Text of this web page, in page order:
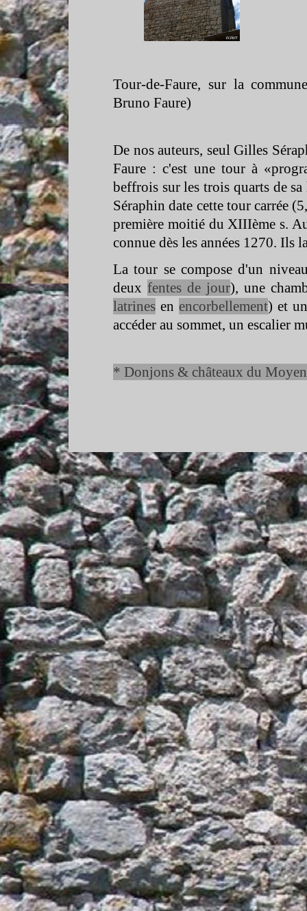
Tour-de-Faure, sur la
Bruno Faure)
De nos auteurs, seul Gilles
Faure : c'est une tour à
beffrois sur les trois quarts de
Séraphin date cette tour carrée
première moitié du XIIIème s.
connue dès les années 1270. Ils
La tour se compose d'un
deux fentes de jour), une
latrines en encorbellement) et
accéder au sommet, un escalier
* Donjons & châteaux du